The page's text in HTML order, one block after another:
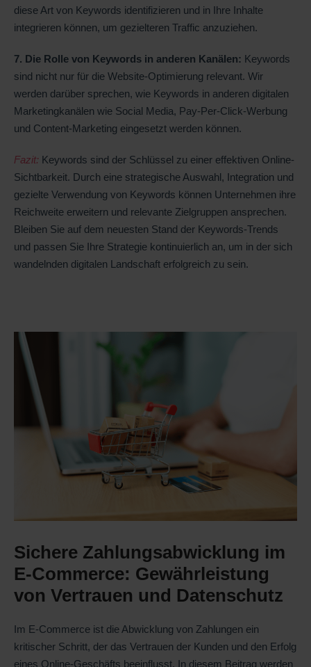
diese Art von Keywords identifizieren und in Ihre Inhalte
integrieren können, um gezielteren Traffic anzuziehen.
7. Die Rolle von Keywords in anderen Kanälen: Keywords
sind nicht nur für die Website-Optimierung relevant. Wir
werden darüber sprechen, wie Keywords in anderen digitalen
Marketingkanälen wie Social Media, Pay-Per-Click-Werbung
und Content-Marketing eingesetzt werden können.
Fazit: Keywords sind der Schlüssel zu einer effektiven Online-
Sichtbarkeit. Durch eine strategische Auswahl, Integration und
gezielte Verwendung von Keywords können Unternehmen ihre
Reichweite erweitern und relevante Zielgruppen ansprechen.
Bleiben Sie auf dem neuesten Stand der Keywords-Trends
und passen Sie Ihre Strategie kontinuierlich an, um in der sich
wandelnden digitalen Landschaft erfolgreich zu sein.
Sichere Zahlungsabwicklung im
E-Commerce: Gewährleistung
von Vertrauen und Datenschutz
Im E-Commerce ist die Abwicklung von Zahlungen ein
kritischer Schritt, der das Vertrauen der Kunden und den Erfolg
eines Online-Geschäfts beeinflusst. In diesem Beitrag werden